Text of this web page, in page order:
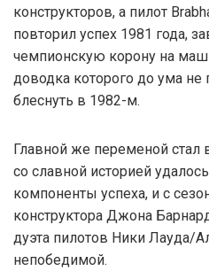
конструкторов, а пилот
повторил успех 1981 года,
чемпионскую корону на
доводка которого до ума не
блеснуть в 1982-м.
Главной же переменой стал
со славной историей
компоненты успеха, и с
конструктора Джона
дуэта пилотов Ники Лауда/
непобедимой.